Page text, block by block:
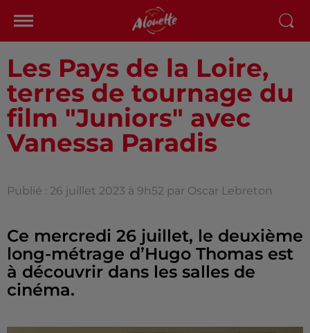
Les Pays de la Loire,
terres de tournage du
film "Juniors" avec
Vanessa Paradis
Publié : 26 juillet 2023 à 9h52 par Oscar Lebreton
Ce mercredi 26 juillet, le deuxième
long-métrage d’Hugo Thomas est
à découvrir dans les salles de
cinéma.